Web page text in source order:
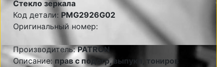
Стекло зеркала
Код детали: PMG2926G02
Оригинальный номер:
Производитель:PATRON
Описание: прав с подогр, выпукл, тониров